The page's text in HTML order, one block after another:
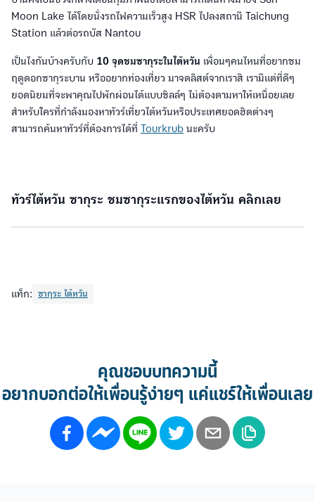
Moon Lake ได้โดยนั่งรถไฟความเร็วสูง HSR ไปลงสถานี Taichung
Station แล้วต่อรถบัส Nantou
เป็นไงกันบ้างครับกับ 10 จุดชมซากุระในไต้หวัน เพื่อนๆคนไหนที่อยากชม
ฤดูดอกซากุระบาน หรืออยากท่องเที่ยว มาจดลิสต์จากเราสิ เรามีแต่ที่ดีๆ
ยอดนิยมที่จะพาคุณไปพักผ่อนได้แบบชิลล์ๆ ไม่ต้องตามหาให้เหนื่อยเลย
สำหรับใครที่กำลังมองหาทัวร์เที่ยวไต้หวันหรือประเทศยอดฮิตต่างๆ
สามารถค้นหาทัวร์ที่ต้องการได้ที่ Tourkrub นะครับ
ทัวร์ไต้หวัน ซากุระ ชมซากุระแรกของไต้หวัน คลิกเลย
แท็ก: ซากุระ ไต้หวัน
คุณชอบบทความนี้
อยากบอกต่อให้เพื่อนรู้ง่ายๆ แค่แชร์ให้เพื่อนเลย